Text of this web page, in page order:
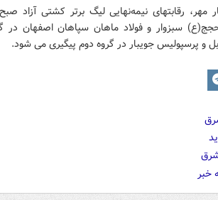
مهر، رقابتهای نیمه‌نهایی لیگ برتر کشتی آزاد
سبزوار و فولاد ماهان سپاهان اصفهان در
و پرسپولیس جویبار در گروه دوم پیگیری می شود.